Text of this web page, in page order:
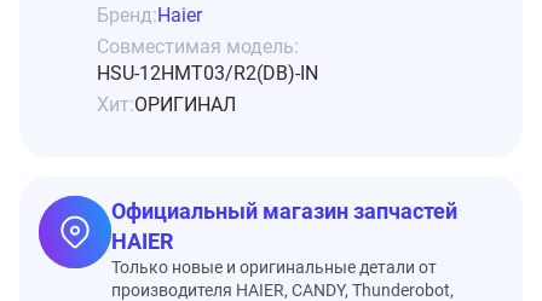
Бренд:Haier
Совместимая модель:
HSU-12HMT03/R2(DB)-IN
Хит:ОРИГИНАЛ
Официальный магазин запчастей
HAIER
Только новые и оригинальные детали от
производителя HAIER, CANDY, Thunderobot,